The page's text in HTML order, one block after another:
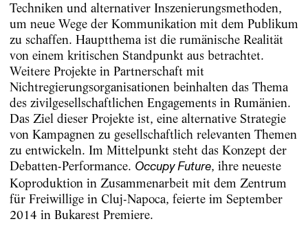
Techniken und alternativer Inszenierungsmethoden,
um neue Wege der Kommunikation mit dem Publikum
zu schaffen. Hauptthema ist die rumänische Realität
von einem kritischen Standpunkt aus betrachtet.
Weitere Projekte in Partnerschaft mit
Nichtregierungsorganisationen beinhalten das Thema
des zivilgesellschaftlichen Engagements in Rumänien.
Das Ziel dieser Projekte ist, eine alternative Strategie
von Kampagnen zu gesellschaftlich relevanten Themen
zu entwickeln. Im Mittelpunkt steht das Konzept der
Debatten-Performance. Occupy Future, ihre neueste
Koproduktion in Zusammenarbeit mit dem Zentrum
für Freiwillige in Cluj-Napoca, feierte im September
2014 in Bukarest Premiere.